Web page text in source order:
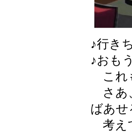
♪行き
♪おも
これ
さあ
ばあせ
考え